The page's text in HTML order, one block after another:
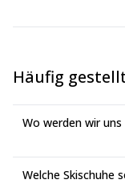
Häufig
Wo werden wir
Welche Skischuhe